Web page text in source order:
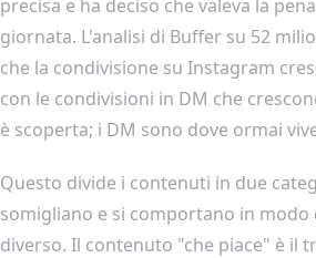
precisa e ha deciso che valeva la
giornata. L'analisi di Buffer su 52
che la condivisione su Instagram
con le condivisioni in DM che
è scoperta; i DM sono dove ormai
Questo divide i contenuti in due
somigliano e si comportano in
diverso. Il contenuto "che piace" è il